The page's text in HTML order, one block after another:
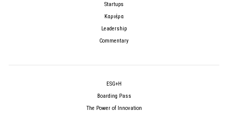
Startups
Καριέρα
Leadership
Commentary
ESG+H
Boarding Pass
The Power of Innovation